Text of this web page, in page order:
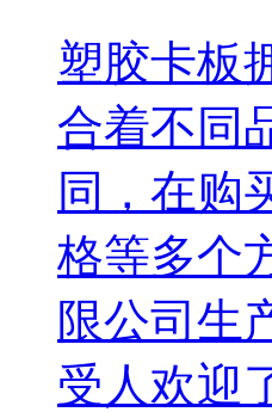
塑胶卡板
合着不同
同，在购
格等多个
限公司生
受人欢迎